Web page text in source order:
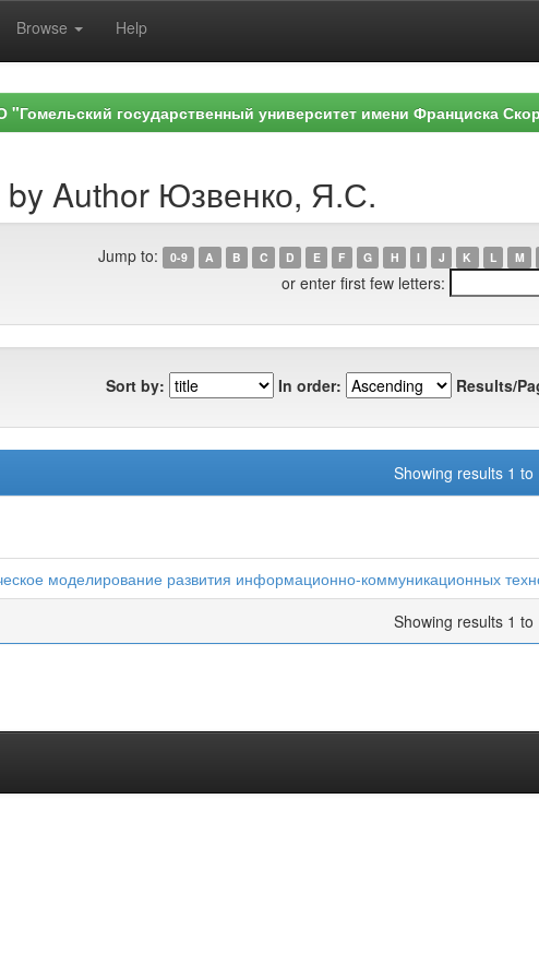
Browse Help
"Гомельский государственный университет имени Франциска
by Author Юзвенко, Я.С.
Jump to: 0-9 A B C D E F G H I J K L M
or enter first few letters:
Sort by: In order: Results/
Showing results 1 to
моделирование развития информационно-коммуникационных
Showing results 1 to